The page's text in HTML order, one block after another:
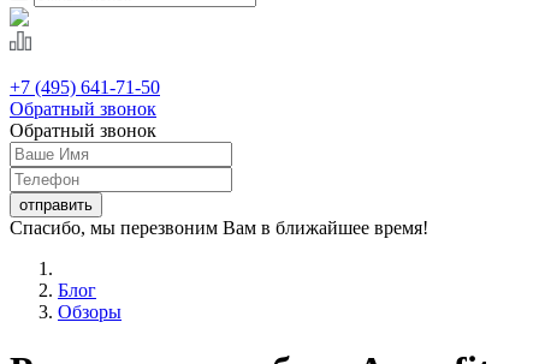
+7 (495) 641-71-50
Обратный звонок
Обратный звонок
Спасибо, мы перезвоним Вам в ближайшее время!
Блог
Обзоры